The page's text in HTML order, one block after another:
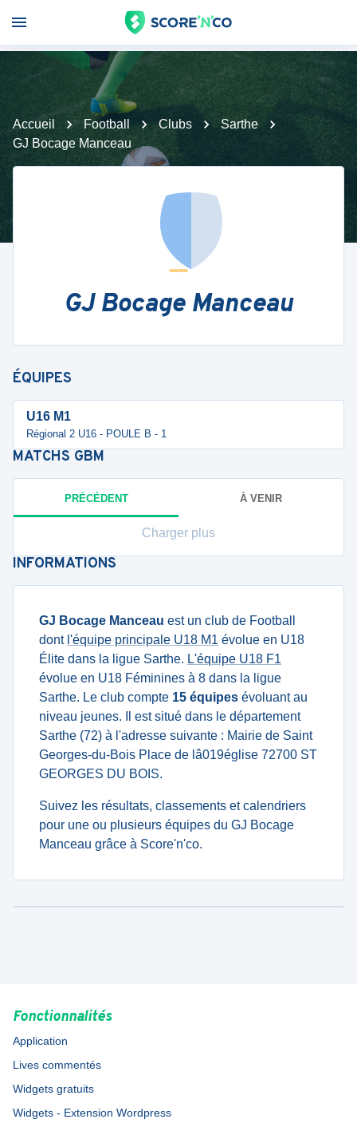
Accueil Football Clubs
Sarthe
GJ Bocage Manceau
GJ Bocage Manceau
ÉQUIPES
U16 M1
Régional 2 U16 - POULE B - 1
MATCHS GBM
PRÉCÉDENT À VENIR
Charger plus
INFORMATIONS
GJ Bocage Manceau est un club de Football
dont l'équipe principale U18 M1 évolue en U18
Élite dans la ligue Sarthe. L'équipe U18 F1
évolue en U18 Féminines à 8 dans la ligue
Sarthe. Le club compte 15 équipes évoluant au
niveau jeunes. Il est situé dans le département
Sarthe (72) à l'adresse suivante : Mairie de Saint
Georges-du-Bois Place de lâ019église 72700 ST
GEORGES DU BOIS.
Suivez les résultats, classements et calendriers
pour une ou plusieurs équipes du GJ Bocage
Manceau grâce à Score'n'co.
Fonctionnalités
Application
Lives commentés
Widgets gratuits
Widgets - Extension Wordpress